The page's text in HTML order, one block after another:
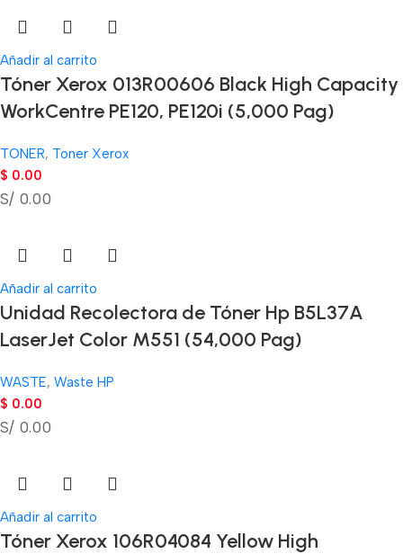
Añadir al carrito
Tóner Xerox 013R00606 Black High Capacity
WorkCentre PE120, PE120i (5,000 Pag)
TONER, Toner Xerox
$ 0.00
S/ 0.00
Añadir al carrito
Unidad Recolectora de Tóner Hp B5L37A
LaserJet Color M551 (54,000 Pag)
WASTE, Waste HP
$ 0.00
S/ 0.00
Añadir al carrito
Tóner Xerox 106R04084 Yellow High